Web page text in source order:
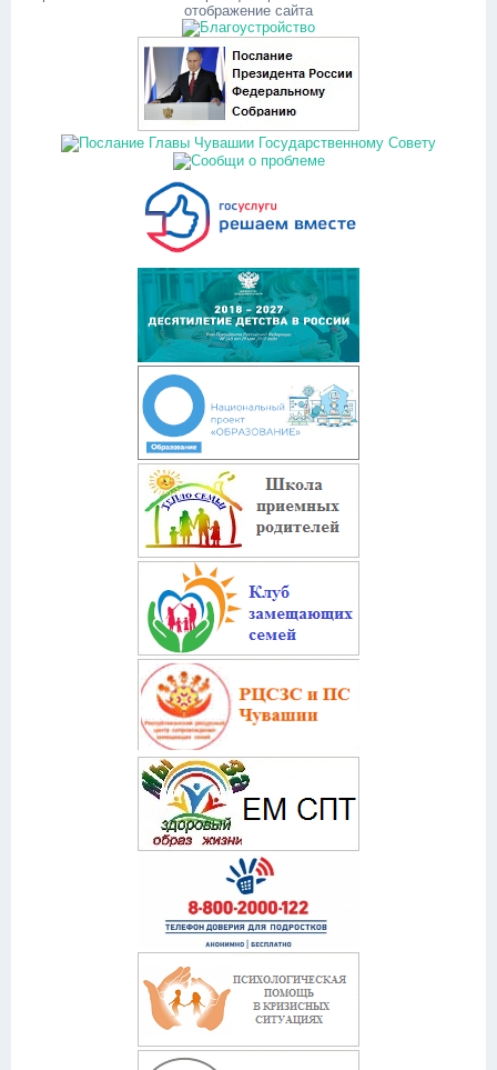
отображение сайта